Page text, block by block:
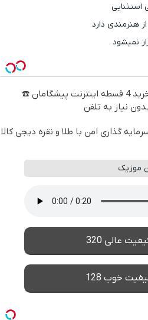
هنرمندی دارد
نمیشود
خرید 4 قسطه اینترنت پیشگامان ☎️
نیاز به تلفن
گذاری امن با طلا و نقره دیجی کالا
موزیک
عالی 320
خوب 128